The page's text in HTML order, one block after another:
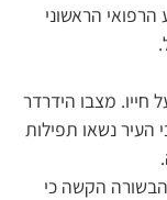
הראשוני
חייו. מצבו הידרדר
העיר נשאו תפילות
הקשה כי